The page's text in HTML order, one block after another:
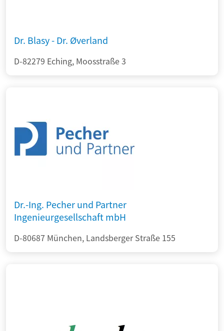
Dr. Blasy - Dr. Øverland
D-82279 Eching, Moosstraße 3
Dr.-Ing. Pecher und Partner
Ingenieurgesellschaft mbH
D-80687 München, Landsberger Straße 155